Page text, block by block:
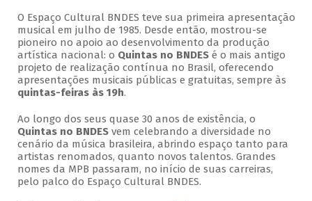
O Espaço Cultural BNDES teve sua primeira apresentação
musical em julho de 1985. Desde então, mostrou-se
pioneiro no apoio ao desenvolvimento da produção
artística nacional: o Quintas no BNDESé o mais antigo
projeto de realização contínua no Brasil, oferecendo
apresentações musicais públicas e gratuitas, sempre às
quintas-feiras às 19h.
Ao longo dos seus quase 30 anos de existência, o
Quintas no BNDESvem celebrando a diversidade no
cenário da música brasileira, abrindo espaço tanto para
artistas renomados, quanto novos talentos. Grandes
nomes da MPB passaram, no início de suas carreiras,
pelo palco do Espaço Cultural BNDES.